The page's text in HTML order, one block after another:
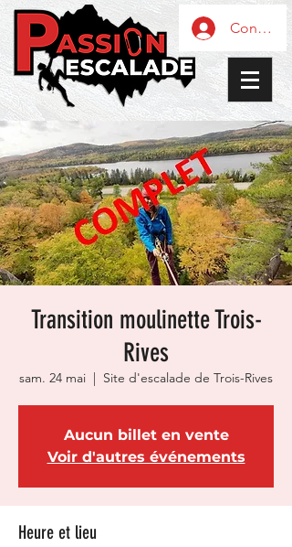
Transition moulinette Trois-
Rives
sam. 24 mai
  |
Site d'escalade de Trois-Rives
Aucun billet en vente
Voir d'autres événements
Heure et lieu